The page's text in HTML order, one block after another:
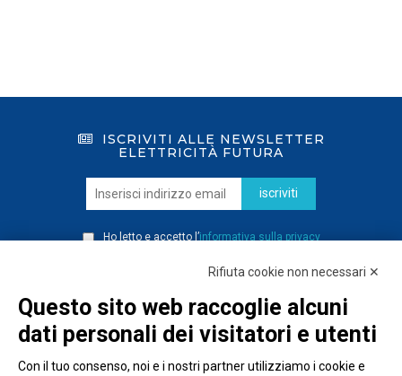
ISCRIVITI ALLE NEWSLETTER
ELETTRICITÀ FUTURA
iscriviti
Ho letto e accetto l’informativa sulla privacy
Rifiuta cookie non necessari ✕
Questo sito web raccoglie alcuni
dati personali dei visitatori e utenti
Con il tuo consenso, noi e i nostri partner utilizziamo i cookie e